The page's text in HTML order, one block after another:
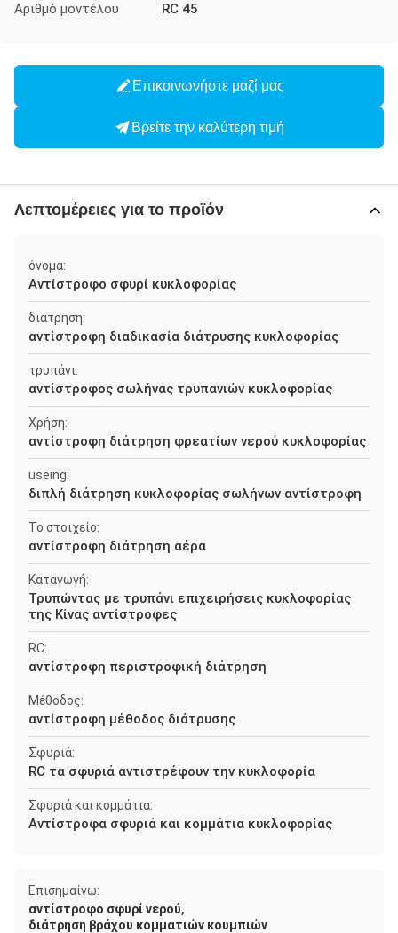
Αριθμό μοντέλου RC 45
Επικοινωνήστε μαζί μας
Βρείτε την καλύτερη τιμή
Λεπτομέρειες για το προϊόν
όνομα:
Αντίστροφο σφυρί κυκλοφορίας
διάτρηση:
αντίστροφη διαδικασία διάτρυσης κυκλοφορίας
τρυπάνι:
αντίστροφος σωλήνας τρυπανιών κυκλοφορίας
Χρήση:
αντίστροφη διάτρηση φρεατίων νερού κυκλοφορίας
useing:
διπλή διάτρηση κυκλοφορίας σωλήνων αντίστροφη
Το στοιχείο:
αντίστροφη διάτρηση αέρα
Καταγωγή:
Τρυπώντας με τρυπάνι επιχειρήσεις κυκλοφορίας
της Κίνας αντίστροφες
RC:
αντίστροφη περιστροφική διάτρηση
Μέθοδος:
αντίστροφη μέθοδος διάτρυσης
Σφυριά:
RC τα σφυριά αντιστρέφουν την κυκλοφορία
Σφυριά και κομμάτια:
Αντίστροφα σφυριά και κομμάτια κυκλοφορίας
Επισημαίνω:
αντίστροφο σφυρί νερού,
διάτρηση βράχου κομματιών κουμπιών